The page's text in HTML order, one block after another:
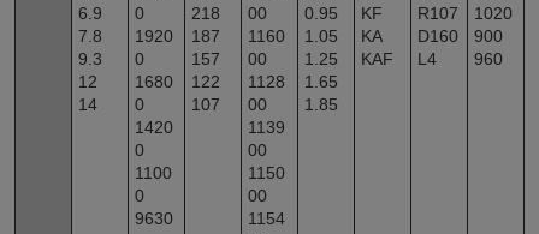
6.9
7.8
9.3
12
14
0
1920
0
1680
0
1420
0
1100
0
9630
218
187
157
122
107
00
1160
00
1128
00
1139
00
1150
00
1154
0.95
1.05
1.25
1.65
1.85
KF
KA
KAF
R107
D160
L4
1020
900
960